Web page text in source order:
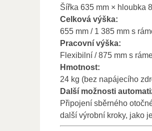
Šířka 635 mm × hloubka
Celková výška:
655 mm / 1 385 mm s
Pracovní výška:
Flexibilní / 875 mm s
Hmotnost:
24 kg (bez napájecího
Další možnosti
Připojení sběrného
další výrobní kroky, jako